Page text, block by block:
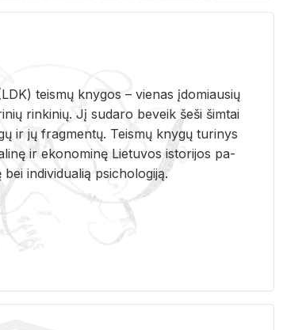
teis­mų kny­gos – vie­nas įdo­miau­sių
rin­ki­nių. Jį su­da­ro be­veik šeši šim­tai
ir jų frag­men­tų. Teis­mų kny­gų tu­ri­nys
ir eko­no­mi­nę Lie­tu­vos is­to­ri­jos pa­
in­di­vi­dua­lią psi­cho­lo­gi­ją.